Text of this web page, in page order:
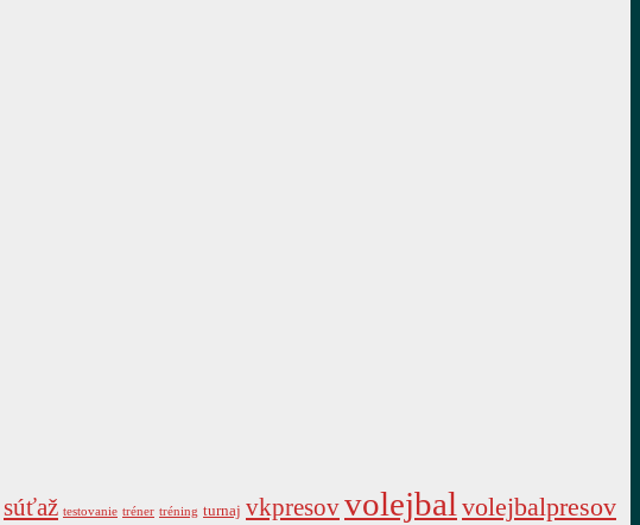
súťaž testovanie tréner tréning turnaj vkpresovvolejbal volejbalpresov